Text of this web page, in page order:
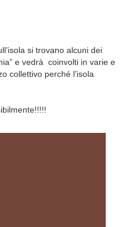
si trovano alcuni dei
e vedrà coinvolti in varie e
collettivo perché l’isola